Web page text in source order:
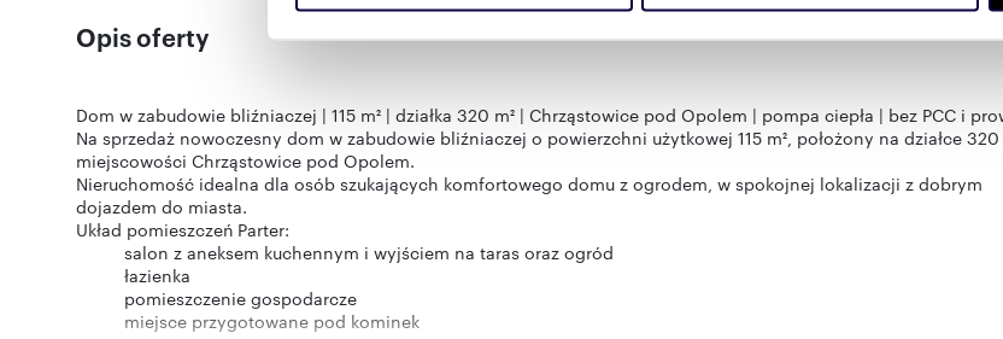
reklamowym i analitycznym. Partnerzy mogą połączyć te informacje z innymi
uzyskanymi podczas korzystania z ich usług.
Opis oferty
Dom w zabudowie bliźniaczej | 115 m² | działka 320 m² | Chrząstowice pod Opolem | pompa ciepła | bez PCC i
Na sprzedaż nowoczesny dom w zabudowie bliźniaczej o powierzchni użytkowej 115 m², położony na działce 320
miejscowości Chrząstowice pod Opolem.
Nieruchomość idealna dla osób szukających komfortowego domu z ogrodem, w spokojnej lokalizacji z dobrym
dojazdem do miasta.
Układ pomieszczeń Parter:
salon z aneksem kuchennym i wyjściem na taras oraz ogród
łazienka
pomieszczenie gospodarcze
miejsce przygotowane pod kominek